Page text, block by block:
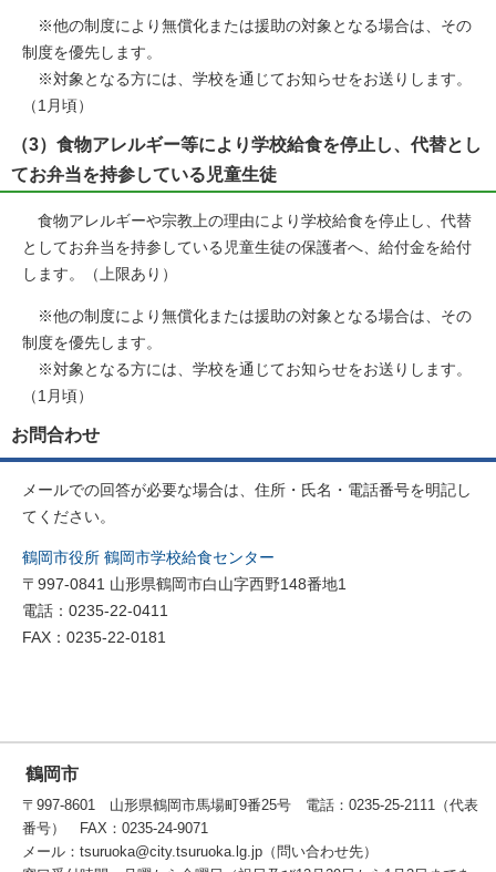
※他の制度により無償化または援助の対象となる場合は、その
制度を優先します。
※対象となる方には、学校を通じてお知らせをお送りします。
（1月頃）
（3）食物アレルギー等により学校給食を停止し、代替とし
てお弁当を持参している児童生徒
食物アレルギーや宗教上の理由により学校給食を停止し、代替
としてお弁当を持参している児童生徒の保護者へ、給付金を給付
します。（上限あり）
※他の制度により無償化または援助の対象となる場合は、その
制度を優先します。
※対象となる方には、学校を通じてお知らせをお送りします。
（1月頃）
お問合わせ
メールでの回答が必要な場合は、住所・氏名・電話番号を明記し
てください。
鶴岡市役所 鶴岡市学校給食センター
〒997-0841 山形県鶴岡市白山字西野148番地1
電話：0235-22-0411
FAX：0235-22-0181
鶴岡市
〒997-8601 山形県鶴岡市馬場町9番25号 電話：0235-25-2111（代表
番号） FAX：0235-24-9071
メール：tsuruoka@city.tsuruoka.lg.jp（問い合わせ先）